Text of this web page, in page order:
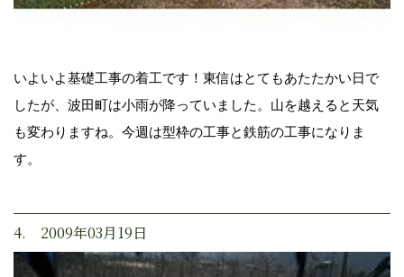
いよいよ基礎工事の着工です！東信はとてもあたたかい日で
したが、波田町は小雨が降っていました。山を越えると天気
も変わりますね。今週は型枠の工事と鉄筋の工事になりま
す。
4. 2009年03月19日